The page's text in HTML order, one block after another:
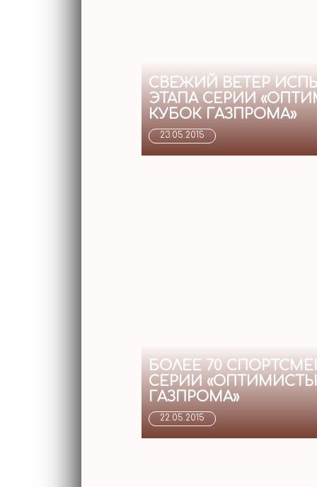
СВЕЖИЙ ВЕТЕР
ЭТАПА СЕРИИ
КУБОК ГАЗПРОМА»
23.05.2015
БОЛЕЕ 70
СЕРИИ
ГАЗПРОМА»
22.05.2015